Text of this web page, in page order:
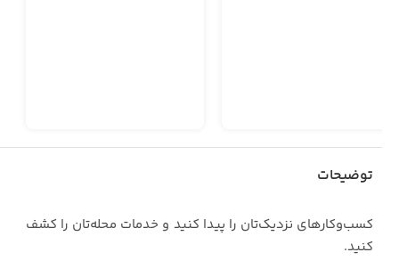
توضیحات
‏کسب‌وکارهای نزدیک‌تان را پیدا کنید و خدمات محله‌تان را کشف
کنید.